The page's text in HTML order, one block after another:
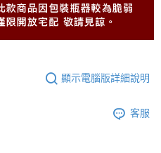
顯示電腦版詳細說明
客服